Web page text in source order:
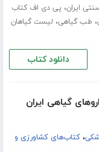
ایران، پی دی اف کتاب
، طب گیاهی، لیست گیاهان
دانلود کتاب
گیاهی ایران
،کتاب‌های کشاورزی و